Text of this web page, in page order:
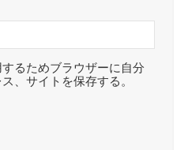
るためブラウザーに自分
、サイトを保存する。